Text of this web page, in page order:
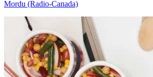
Mordu (Radio-Canada)